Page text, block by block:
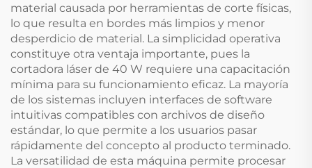
material causada por herramientas de corte físicas,
lo que resulta en bordes más limpios y menor
desperdicio de material. La simplicidad operativa
constituye otra ventaja importante, pues la
cortadora láser de 40 W requiere una capacitación
mínima para su funcionamiento eficaz. La mayoría
de los sistemas incluyen interfaces de software
intuitivas compatibles con archivos de diseño
estándar, lo que permite a los usuarios pasar
rápidamente del concepto al producto terminado.
La versatilidad de esta máquina permite procesar